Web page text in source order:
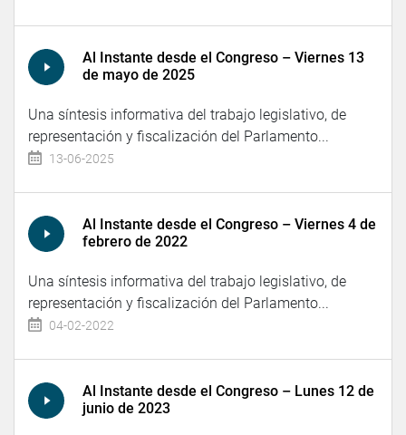
Al Instante desde el Congreso – Viernes 13
de mayo de 2025
Una síntesis informativa del trabajo legislativo, de
representación y fiscalización del Parlamento...
13-06-2025
Al Instante desde el Congreso – Viernes 4 de
febrero de 2022
Una síntesis informativa del trabajo legislativo, de
representación y fiscalización del Parlamento...
04-02-2022
Al Instante desde el Congreso – Lunes 12 de
junio de 2023